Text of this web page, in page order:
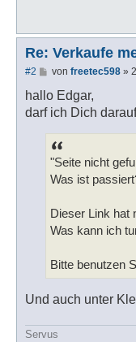
Re: Verkaufe
#2
B
i
r
von freetec598»
hallo Edgar,
darf ich Dich
"Seite nicht
Was ist
Dieser Link hat
Was kann ich
Bitte benutzen
Und auch unter
Servus